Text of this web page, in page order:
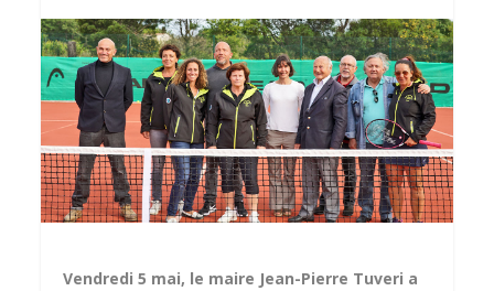
Vendredi 5 mai, le maire Jean-Pierre Tuveri a